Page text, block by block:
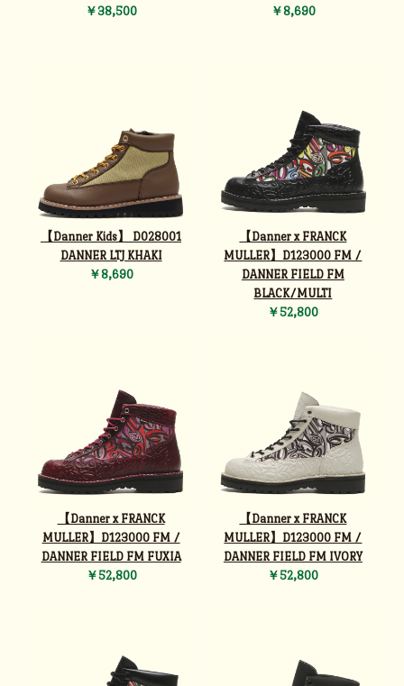
￥38,500
￥8,690
【Danner Kids】 D028001
DANNER LTJ KHAKI
￥8,690
【Danner x FRANCK
MULLER】D123000 FM /
DANNER FIELD FM
BLACK/MULTI
￥52,800
【Danner x FRANCK
MULLER】D123000 FM /
DANNER FIELD FM FUXIA
￥52,800
【Danner x FRANCK
MULLER】D123000 FM /
DANNER FIELD FM IVORY
￥52,800